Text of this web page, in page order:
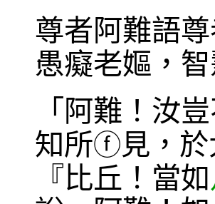
尊者阿難語
愚癡老嫗，
「阿難！汝
知所ⓕ見，
『比丘！當如